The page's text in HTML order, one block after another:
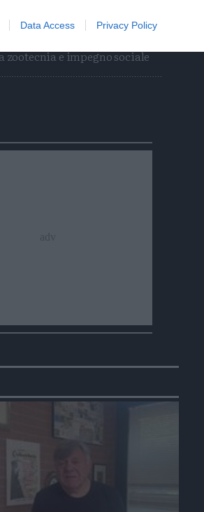
Data Access Privacy Policy
zootecnia e impegno sociale